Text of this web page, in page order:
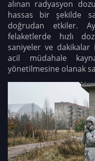
alınan radyasyon
hassas bir şekilde
doğrudan etkiler.
felaketlerde hızlı
saniyeler ve dakikalar
acil müdahale
yönetilmesine olanak